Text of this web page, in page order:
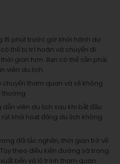
15 phút trước giờ khởi hành dự
thể bị trì hoãn và chuyến đi
gian hơn. Bạn có thể cần phải
viên du lịch.
tham quan và sẽ không
thường
viên du lịch sau khi bắt đầu
khỏi hoạt động du lịch không
đối tắc nghẽn, thời gian trở về
theo điều kiện đường sá trong
bến và lộ trình tham quan